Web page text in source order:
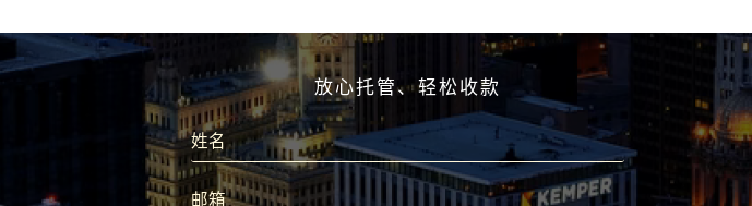
放心托管、轻松收款